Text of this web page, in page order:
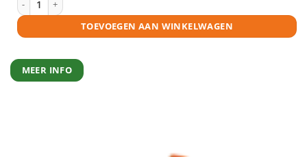
TOEVOEGEN AAN WINKELWAGEN
MEER INFO